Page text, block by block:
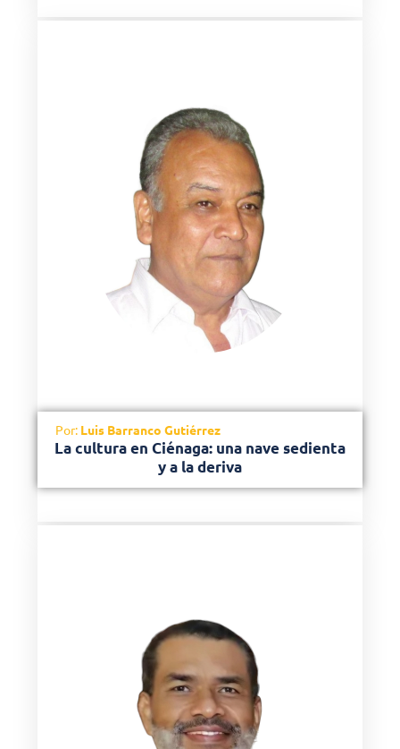
Por: Luis Barranco Gutiérrez
La cultura en Ciénaga: una nave sedienta
y a la deriva